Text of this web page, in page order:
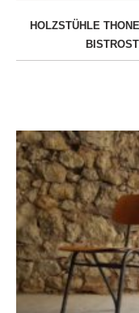
HOLZSTÜHLE